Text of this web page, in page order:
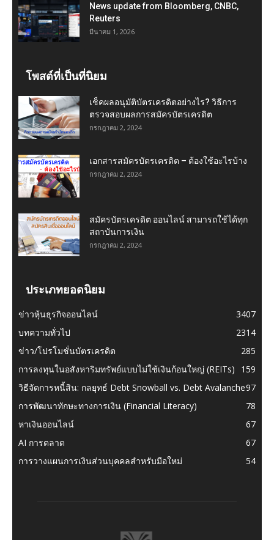
News update from Bloomberg, CNBC,
Reuters
มีนาคม 1, 2026
โพสต์ที่เป็นที่นิยม
เช็คผลอนุมัติบัตรเครดิตอย่างไร? วิธีการ
ตรวจสอบผลการสมัครบัตรเครดิต
กรกฎาคม 2, 2024
เอกสารสมัครบัตรเครดิต – ต้องใช้อะไรบ้าง
กรกฎาคม 2, 2024
สมัครบัตรเครดิต ออนไลน์ สามารถใช้ได้ทุก
สถาบันการเงิน
กรกฎาคม 2, 2024
ประเภทยอดนิยม
ข่าวหุ้นธุรกิจออนไลน์
3407
บทความทั่วไป
2314
ข่าว/โปรโมชั่นบัตรเครดิต
285
การลงทุนในอสังหาริมทรัพย์แบบไม่ใช้เงินก้อนใหญ่ (REITs)
159
วิธีจัดการหนี้สิน: กลยุทธ์ Debt Snowball vs. Debt Avalanche97
การพัฒนาทักษะทางการเงิน (Financial Literacy)
78
หาเงินออนไลน์
67
AI การตลาด
67
การวางแผนการเงินส่วนบุคคลสำหรับมือใหม่
54